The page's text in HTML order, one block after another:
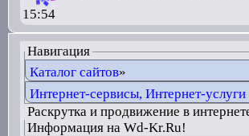
15:54
Навигация
Каталог сайтов»
Интернет-сервисы, Интернет-услуги
Раскрутка и продвижение в
Информация на Wd-Kr.Ru!